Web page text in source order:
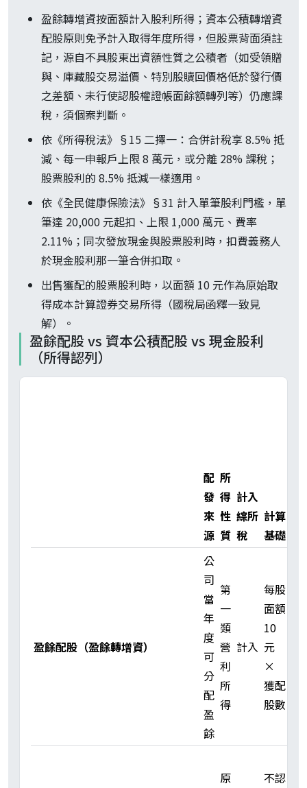
盈餘轉增資按面額計入股利所得；資本公積轉增資
配股原則免予計入取得年度所得，但股票背面須註
記，源自不具股東出資額性質之公積者（如受領贈
與、庫藏股交易溢價、特別股贖回價格低於發行價
之差額、未行使認股權證帳面餘額轉列等）仍應課
稅，須個案判斷。
依《所得稅法》§15 二擇一：合併計稅享 8.5% 抵
減、每一申報戶上限 8 萬元，或分離 28% 課稅；
股票股利的 8.5% 抵減一樣適用。
依《全民健康保險法》§31 計入單筆股利門檻，單
筆達 20,000 元起扣、上限 1,000 萬元、費率
2.11%；同次發放現金與股票股利時，扣費義務人
於現金股利那一筆合併扣取。
出售獲配的股票股利時，以面額 10 元作為原始取
得成本計算證券交易所得（國稅局函釋一致見
解）。
盈餘配股 vs 資本公積配股 vs 現金股利
（所得認列）
配
發
來
源
所
得
性
質
計入
綜所
稅
計算
基礎
盈餘配股（盈餘轉增資）
公
司
當
年
度
可
分
配
盈
餘
第
一
類
營
利
所
得
計入
每股
面額
10
元
×
獲配
股數
原
不認